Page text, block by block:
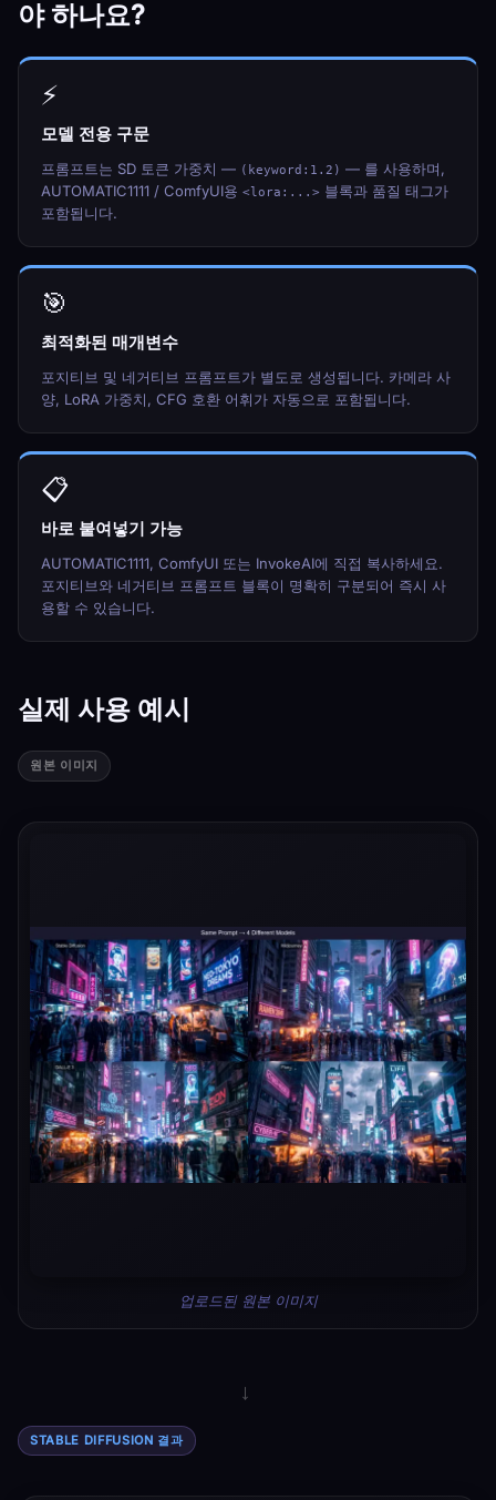
야 하나요?
⚡
모델 전용 구문
프롬프트는 SD 토큰 가중치 — (keyword:1.2) — 를 사용하며,
AUTOMATIC1111 / ComfyUI용 <lora:...> 블록과 품질 태그가
포함됩니다.
🎯
최적화된 매개변수
포지티브 및 네거티브 프롬프트가 별도로 생성됩니다. 카메라 사
양, LoRA 가중치, CFG 호환 어휘가 자동으로 포함됩니다.
📋
바로 붙여넣기 가능
AUTOMATIC1111, ComfyUI 또는 InvokeAI에 직접 복사하세요.
포지티브와 네거티브 프롬프트 블록이 명확히 구분되어 즉시 사
용할 수 있습니다.
실제 사용 예시
원본 이미지
업로드된 원본 이미지
→
STABLE DIFFUSION 결과